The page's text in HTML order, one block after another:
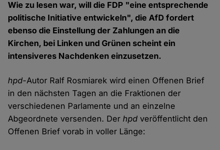
Wie zu lesen war, will die FDP "eine entsprechende
politische Initiative entwickeln", die AfD fordert
ebenso die Einstellung der Zahlungen an die
Kirchen, bei Linken und Grünen scheint ein
intensiveres Nachdenken einzusetzen.
hpd-Autor Ralf Rosmiarek wird einen Offenen Brief
in den nächsten Tagen an die Fraktionen der
verschiedenen Parlamente und an einzelne
Abgeordnete versenden. Derhpd veröffentlicht den
Offenen Brief vorab in voller Länge: